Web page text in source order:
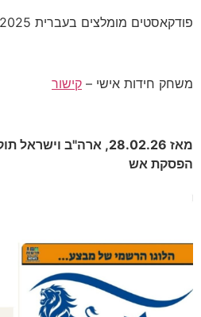
פודקאסטים מומלצים בעברית 2025
משחק חידות אישי – קישור
מאז 28.02.26, ארה"ב
הפסקת אש